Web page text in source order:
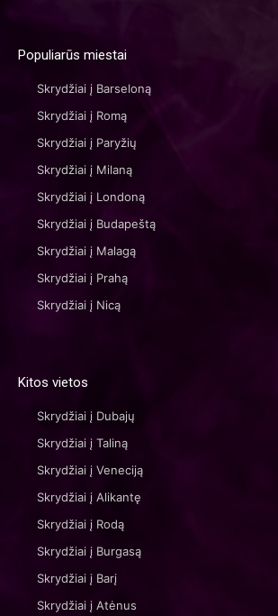
Populiarūs miestai
Skrydžiai į Barseloną
Skrydžiai į Romą
Skrydžiai į Paryžių
Skrydžiai į Milaną
Skrydžiai į Londoną
Skrydžiai į Budapeštą
Skrydžiai į Malagą
Skrydžiai į Prahą
Skrydžiai į Nicą
Kitos vietos
Skrydžiai į Dubajų
Skrydžiai į Taliną
Skrydžiai į Veneciją
Skrydžiai į Alikantę
Skrydžiai į Rodą
Skrydžiai į Burgasą
Skrydžiai į Barį
Skrydžiai į Atėnus